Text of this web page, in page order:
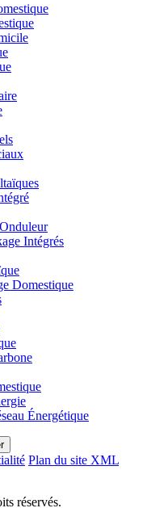
Intégrés
Domestique
Énergétique
Plan du site XML
réservés.